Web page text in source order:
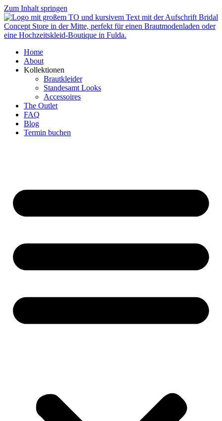
Zum Inhalt springen
Home
About
Kollektionen
Brautkleider
Standesamt Looks
Accessoires
The Outlet
FAQ
Blog
Termin buchen